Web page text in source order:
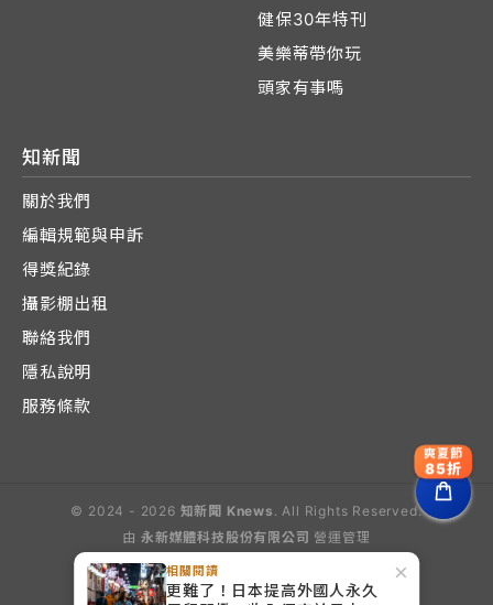
×
相關閱讀
更難了！日本提高外國人永久
健保30年特刊
美樂蒂帶你玩
頭家有事嗎
知新聞
關於我們
編輯規範與申訴
得獎紀錄
攝影棚出租
聯絡我們
隱私說明
服務條款
© 2024 - 2026 知新聞 Knews . All Rights Reserved.
由 永新媒體科技股份有限公司 營運管理
爽夏節
85折